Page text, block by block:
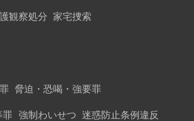
観察処分 家宅捜索
脅迫・恐喝・強要罪
罪 強制わいせつ 迷惑防止条例違反